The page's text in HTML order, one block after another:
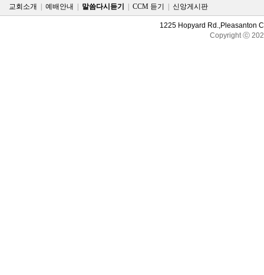
교회소개 | 예배안내 | 말씀다시듣기 | CCM 듣기 | 신앙게시판
1225 Hopyard Rd.,Pleasanton
Copyright ⓒ